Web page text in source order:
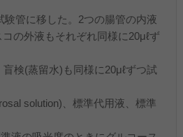
管に移した。2つの腸管の内液
の外液もそれぞれ同様に20μℓず
検(蒸留水)も同様に20μℓずつ試
solution)、標準代用液、標準